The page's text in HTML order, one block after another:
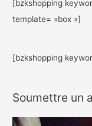
[bzkshopping
template= »box »]
[bzkshopping
Soumettre un